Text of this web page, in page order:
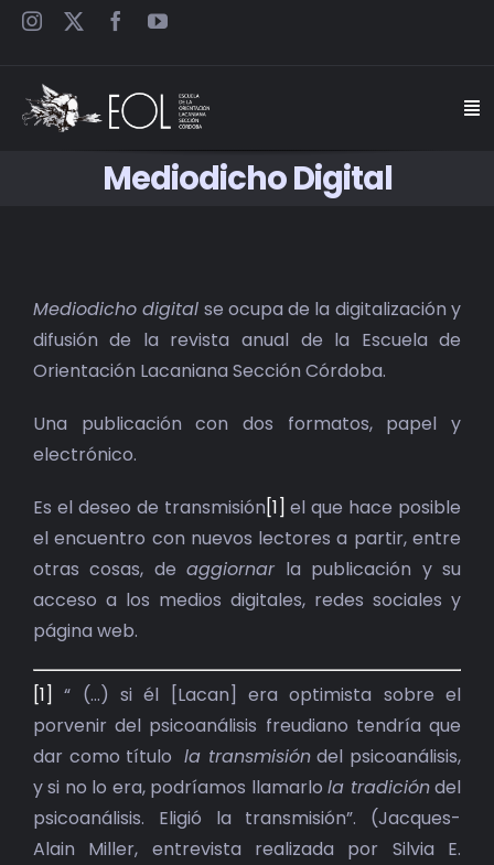
Saltar
SEMINARIOS
CARTELES
BIBLIOTECA
RED EOL
ACTUALIDAD
CONTACTO
Mediodicho Digital
Mediodicho digital se ocupa de la digitalización y
difusión de la revista anual de la Escuela de
Orientación Lacaniana Sección Córdoba.
Una publicación con dos formatos, papel y
electrónico.
Es el deseo de transmisión[1] el que hace posible
el encuentro con nuevos lectores a partir, entre
otras cosas, deaggiornarla publicación y su
acceso a los medios digitales, redes sociales y
página web.
[1] “ (…) si él [Lacan] era optimista sobre el
porvenir del psicoanálisis freudiano tendría que
dar como títulola transmisióndel psicoanálisis,
y si no lo era, podríamos llamarlola tradicióndel
psicoanálisis. Eligió la transmisión”. (Jacques-
Alain Miller, entrevista realizada por Silvia E.